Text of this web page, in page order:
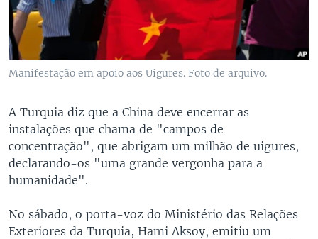
Manifestação em apoio aos Uigures. Foto de arquivo.
A Turquia diz que a China deve encerrar as
instalações que chama de "campos de
concentração", que abrigam um milhão de uigures,
declarando-os "uma grande vergonha para a
humanidade".
No sábado, o porta-voz do Ministério das Relações
Exteriores da Turquia, Hami Aksoy, emitiu um